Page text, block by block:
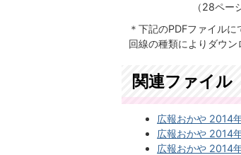
（28ペー
＊下記のPDFファイル
回線の種類によりダウン
関連ファイル
広報おかや 2014
広報おかや 2014
広報おかや 2014